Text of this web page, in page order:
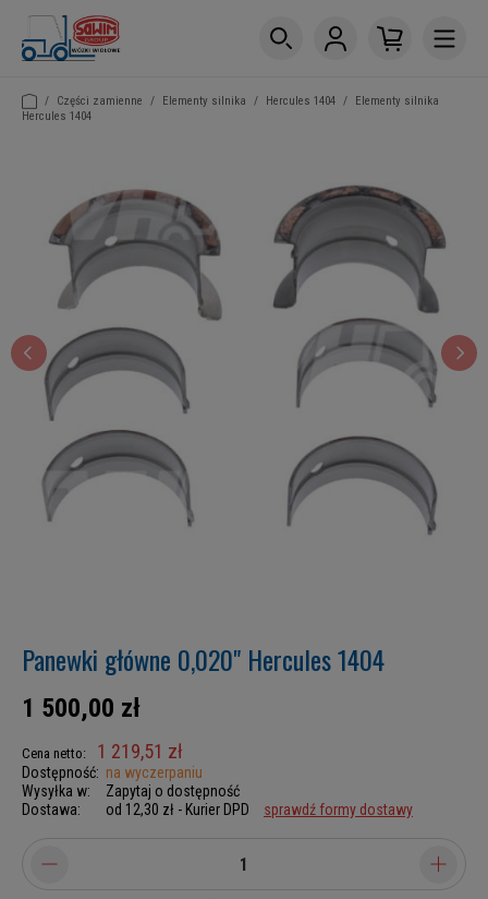
/ Części zamienne / Elementy silnika / Hercules 1404 /
Elementy silnika
Hercules 1404
Panewki główne 0,020" Hercules 1404
1 500,00 zł
Cena netto: 1 219,51 zł
Dostępność: na wyczerpaniu
Wysyłka w:
Zapytaj o dostępność
Dostawa:
od 12,30 zł - Kurier DPD sprawdź formy dostawy